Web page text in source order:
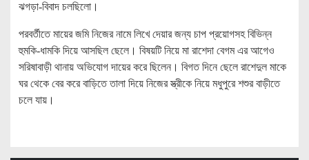
ঝগড়া-বিবাদ চলছিলো।
পরবর্তীতে মায়ের জমি নিজের নামে লিখে দেয়ার জন্য চাপ প্রয়োগসহ বিভিন্ন
হুমকি-ধামকি দিয়ে আসছিল ছেলে। বিষয়টি নিয়ে মা রাশেদা বেগম এর আগেও
সরিষাবাড়ী থানায় অভিযোগ দায়ের করে ছিলেন। বিগত দিনে ছেলে রাশেদুল মাকে
ঘর থেকে বের করে বাড়িতে তালা দিয়ে নিজের স্ত্রীকে নিয়ে মধুপুরে শশুর বাড়ীতে
চলে যায়।